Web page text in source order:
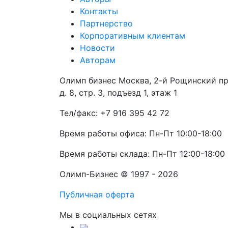
Контакты
Партнерство
Корпоративным клиентам
Новости
Авторам
Олимп бизнес Москва, 2-й Рощинский
д. 8, стр. 3, подъезд 1, этаж 1
Тел/факс: +7 916 395 42 72
Время работы офиса: Пн-Пт 10:00-18:00
Время работы склада: Пн-Пт 12:00-18:00
Олимп-Бизнес © 1997 - 2026
Публичная оферта
Мы в социальных сетях